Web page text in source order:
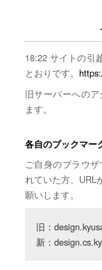
18:22 サイトの引
とおりです。
旧サーバーへの
ます。
各自のブックマー
ご自身のブラウ
れていた方、URL
願いします。
旧：
新：